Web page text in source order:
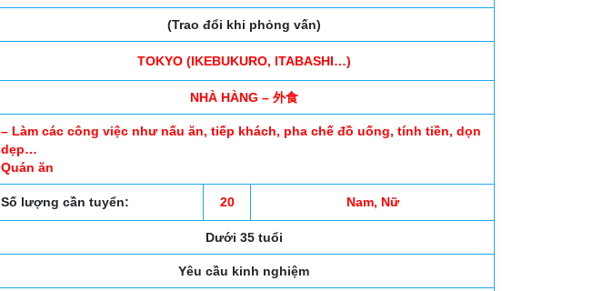
(Trao đổi khi phỏng vấn)
TOKYO (IKEBUKURO, ITABASHI…)
NHÀ HÀNG – 外食
– Làm các công việc như nấu ăn, tiếp khách, pha chế đồ uống, tính tiền, dọn
dẹp…
Quán ăn
Số lượng cần tuyển: 20 Nam, Nữ
Dưới 35 tuổi
Yêu cầu kinh nghiệm